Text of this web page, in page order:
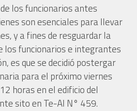
los funcionarios antes
son esenciales para llevar
y a fines de resguardar la
los funcionarios e integrantes
es que se decidió postergar
para el próximo viernes
horas en el edificio del
sito en Te-Al N° 459.